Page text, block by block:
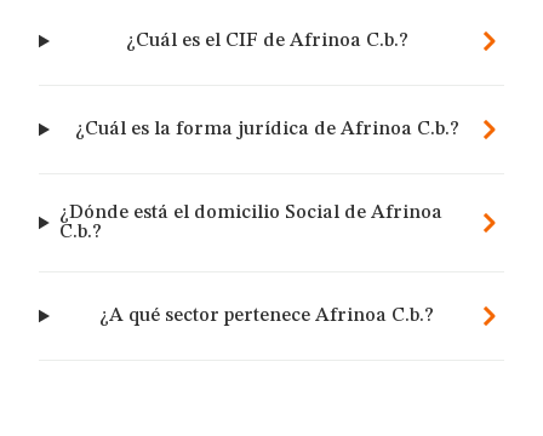
¿Cuál es el CIF de Afrinoa C.b.?
¿Cuál es la forma jurídica de Afrinoa C.b.?
¿Dónde está el domicilio Social de Afrinoa
C.b.?
¿A qué sector pertenece Afrinoa C.b.?